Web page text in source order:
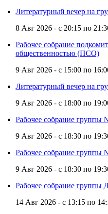
Литературный вечер на
8 Авг 2026 - с 20:15 по
Рабочее собрание
общественностью (ПСО)
9 Авг 2026 - с 15:00 по
Литературный вечер на
9 Авг 2026 - с 18:00 по
Рабочее собрание группы
9 Авг 2026 - с 18:30 по
Рабочее собрание группы
9 Авг 2026 - с 18:30 по
Рабочее собрание группы
14 Авг 2026 - с 13:15 по